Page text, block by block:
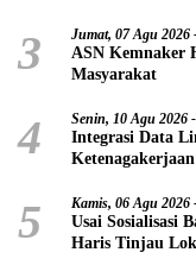
3 Jumat, 07 Agu
ASN Kemnaker
Masyarakat
4 Senin, 10 Agu 2026
Integrasi Data
Ketenagakerjaan
5 Kamis, 06 Agu
Usai Sosialisasi
Haris Tinjau